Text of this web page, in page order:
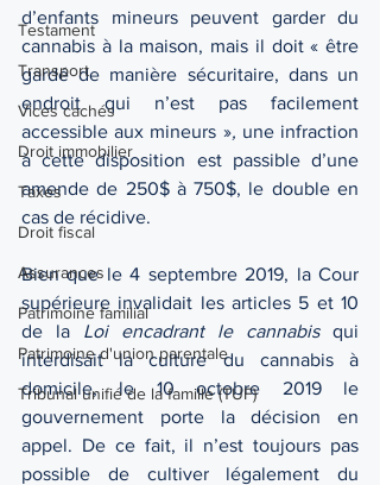
Testament
Transport
Vices cachés
Droit immobilier
Taxes
Droit fiscal
Assurances
Patrimoine familial
Patrimoine d'union parentale
Tribunal unifié de la famille (TUF)
d’enfants mineurs peuvent garder du
cannabis à la maison, mais il doit « être
gardé de manière sécuritaire, dans un
endroit qui n’est pas facilement
accessible aux mineurs », une infraction
à cette disposition est passible d’une
amende de 250$ à 750$, le double en
cas de récidive.
Bien que le 4 septembre 2019, la Cour
supérieure invalidait les articles 5 et 10
de la Loi encadrant le cannabis qui
interdisait la culture du cannabis à
domicile, le 10 octobre 2019 le
gouvernement porte la décision en
appel. De ce fait, il n’est toujours pas
possible de cultiver légalement du